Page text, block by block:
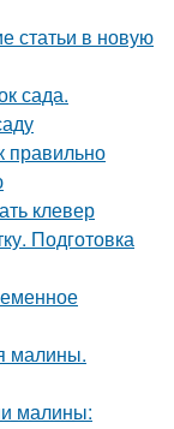
статьи в новую
сада.
правильно
клевер
Подготовка
малины.
малины: